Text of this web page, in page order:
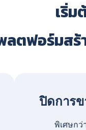
เริ่ม
ตฟอร์มสร้
ปิดการข
พิเศษกว่